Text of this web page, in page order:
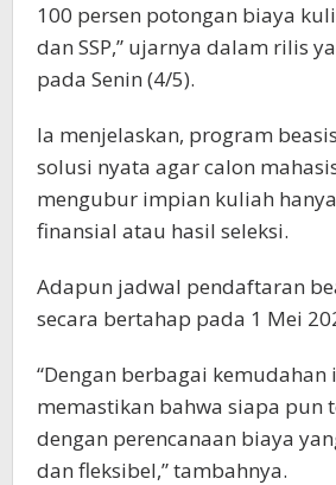
100 persen potongan biaya
dan SSP,” ujarnya dalam rilis
pada Senin (4/5).
Ia menjelaskan, program
solusi nyata agar calon
mengubur impian kuliah
finansial atau hasil seleksi.
Adapun jadwal pendaftaran
secara bertahap pada 1 Mei
“Dengan berbagai
memastikan bahwa siapa pun
dengan perencanaan biaya
dan fleksibel,” tambahnya.